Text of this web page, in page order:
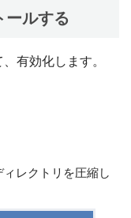
ールする
有効化します。
ィレクトリを圧縮し